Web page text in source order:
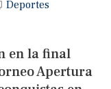
Deportes
en la final
Apertura